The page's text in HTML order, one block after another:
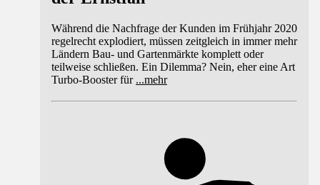
Während die Nachfrage der Kunden im Frühjahr 2020
regelrecht explodiert, müssen zeitgleich in immer mehr
Ländern Bau- und Gartenmärkte komplett oder
teilweise schließen. Ein Dilemma? Nein, eher eine Art
Turbo-Booster für ...mehr